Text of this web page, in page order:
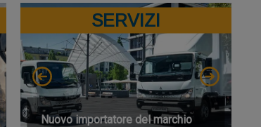
SERVIZI
Nuovo importatore del marchio